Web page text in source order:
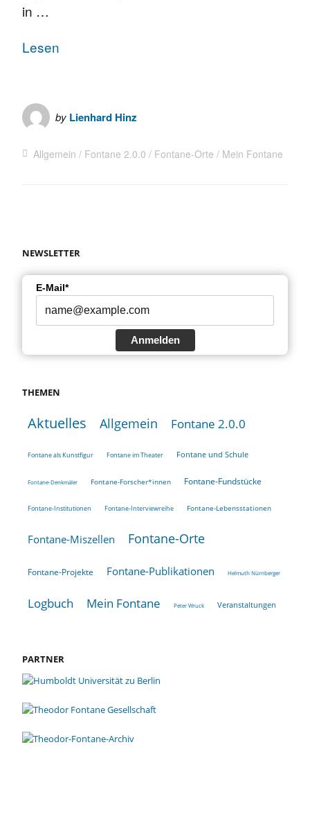
in …
Lesen
by Lienhard Hinz
Allgemein Fontane 2.0.0 Fontane-Orte Mein Fontane
NEWSLETTER
E-Mail*
Anmelden
THEMEN
Aktuelles Allgemein Fontane 2.0.0
Fontane als Kunstfigur Fontane im Theater Fontane und Schule
Fontane-Denkmäler Fontane-Forscher*innen Fontane-Fundstücke
Fontane-Institutionen Fontane-Interviewreihe Fontane-Lebensstationen
Fontane-Miszellen Fontane-Orte
Fontane-Projekte Fontane-Publikationen Helmuth Nürnberger
Logbuch Mein Fontane Peter Wruck Veranstaltungen
PARTNER